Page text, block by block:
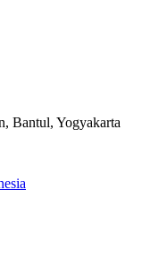
Bantul, Yogyakarta